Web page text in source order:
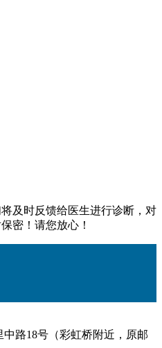
及时反馈给医生进行诊断，对
密！请您放心！
路18号（彩虹桥附近，原邮